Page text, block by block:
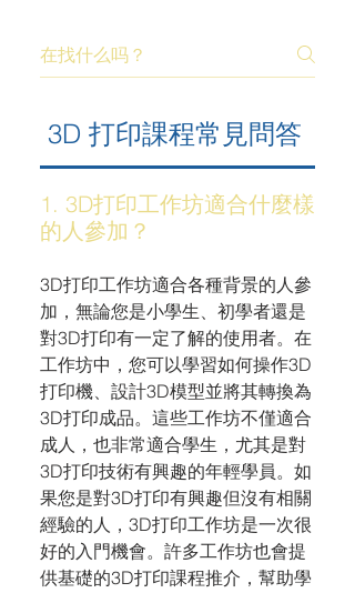
3D 打印課程常見問答（
1. 3D打印工作坊適合什麼樣
的人參加？
3D打印工作坊適合各種背景的人參
加，無論您是小學生、初學者還是
對3D打印有一定了解的使用者。在
工作坊中，您可以學習如何操作3D
打印機、設計3D模型並將其轉換為
3D打印成品。這些工作坊不僅適合
成人，也非常適合學生，尤其是對
3D打印技術有興趣的年輕學員。如
果您是對3D打印有興趣但沒有相關
經驗的人，3D打印工作坊是一次很
好的入門機會。許多工作坊也會提
供基礎的3D打印課程推介，幫助學